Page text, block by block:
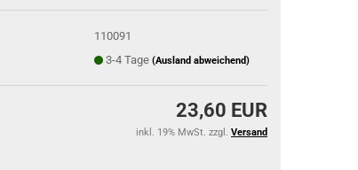
110091
3-4 Tage (Ausland abweichend)
23,60 EUR
inkl. 19% MwSt. zzgl. Versand